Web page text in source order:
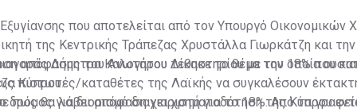
που αποτελείται από τον Υπουργό Οικονομικών
της Κεντρικής Τράπεζας Χρυστάλλα Γιωρκάτζη και
Δήμητρα Καλογήρου τέθηκε το θέμα του 18% που
Κύπρου.
απόφασης του Ανωτάτου Δικαστηρίου με την οποία
πιστωτές/καταθέτες της Λαϊκής να συγκαλέσουν
για διορισμό διαχειριστή για το 18%. Από τα
πως θα λάβει απόφαση για χρηματοδότηση της Κύπρου